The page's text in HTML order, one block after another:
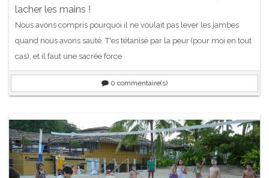
lacher les mains !
Nous avons compris pourquoi il ne voulait pas lever les jambes
quand nous avons sauté. T'es tétanisé par la peur (pour moi en tout
cas), et il faut une sacrée force
0 commentaire(s)